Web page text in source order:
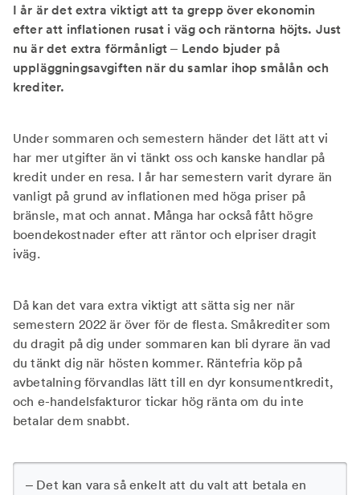
I år är det extra viktigt att ta grepp över ekonomin
efter att inflationen rusat i väg och räntorna höjts. Just
nu är det extra förmånligt – Lendo bjuder på
uppläggningsavgiften när du samlar ihop smålån och
krediter.
Under sommaren och semestern händer det lätt att vi
har mer utgifter än vi tänkt oss och kanske handlar på
kredit under en resa. I år har semestern varit dyrare än
vanligt på grund av inflationen med höga priser på
bränsle, mat och annat. Många har också fått högre
boendekostnader efter att räntor och elpriser dragit
iväg.
Då kan det vara extra viktigt att sätta sig ner när
semestern 2022 är över för de flesta. Småkrediter som
du dragit på dig under sommaren kan bli dyrare än vad
du tänkt dig när hösten kommer. Räntefria köp på
avbetalning förvandlas lätt till en dyr konsumentkredit,
och e-handelsfakturor tickar hög ränta om du inte
betalar dem snabbt.
– Det kan vara så enkelt att du valt att betala en